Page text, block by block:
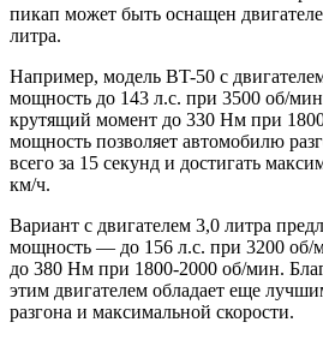
пикап может быть оснащен
литра.
Например, модель BT-50 с
мощность до 143 л.с. при 3500 об/
крутящий момент до 330 Нм при
мощность позволяет автомобилю
всего за 15 секунд и достигать
км/ч.
Вариант с двигателем 3,0 литра
мощность — до 156 л.с. при 3200
до 380 Нм при 1800-2000 об/мин.
этим двигателем обладает еще
разгона и максимальной скорости.